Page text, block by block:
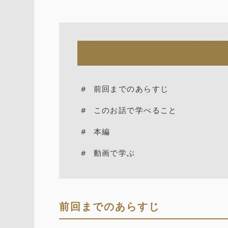
前回までのあらすじ
このお話で学べること
本編
動画で学ぶ
前回までのあらすじ